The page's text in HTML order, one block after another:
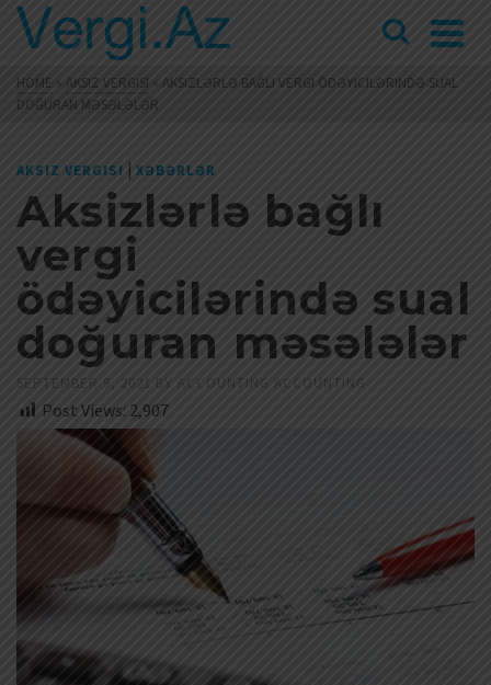
HOME » AKSIZ VERGISI » AKSIZLƏRLƏ BAĞLI VERGI ÖDƏYICILƏRINDƏ SUAL
DOĞURAN MƏSƏLƏLƏR
AKSIZ VERGISI | XƏBƏRLƏR
Aksizlərlə bağlı
vergi
ödəyicilərində sual
doğuran məsələlər
SEPTEMBER 9, 2021 BY ACCOUNTING ACCOUNTING
Post Views: 2,907